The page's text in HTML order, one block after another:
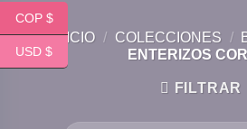
INICIO / COLECCIONES /
ENTERIZOS
FILTRAR
COP $
USD $